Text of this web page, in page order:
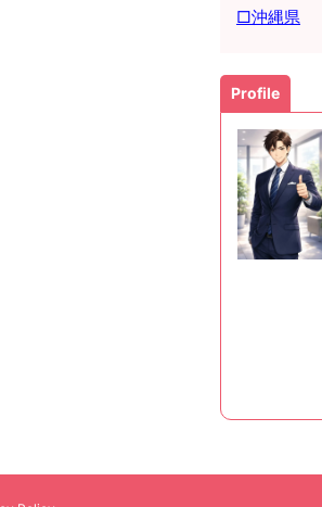
□沖縄県
Profile